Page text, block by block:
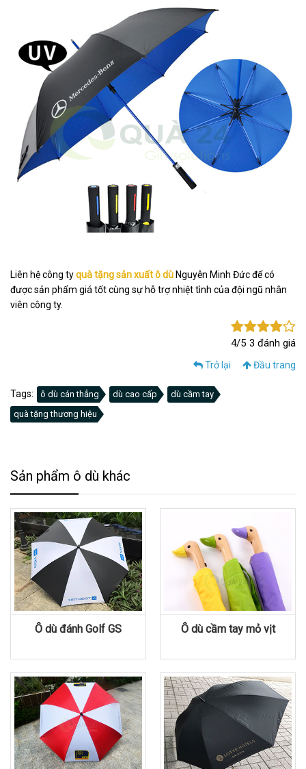
Liên hệ công tyquà tặng sản xuất ô dù Nguyễn Minh Đức để có
được sản phẩm giá tốt cùng sự hỗ trợ nhiệt tình của đội ngũ nhân
viên công ty.
4/5 3 đánh giá
Trở lại Đầu trang
Tags: ô dù cán thẳng dù cao cấp
dù cầm tay
quà tặng thương hiệu
Sản phẩm ô dù khác
Ô dù đánh Golf GS Ô dù cầm tay mỏ vịt